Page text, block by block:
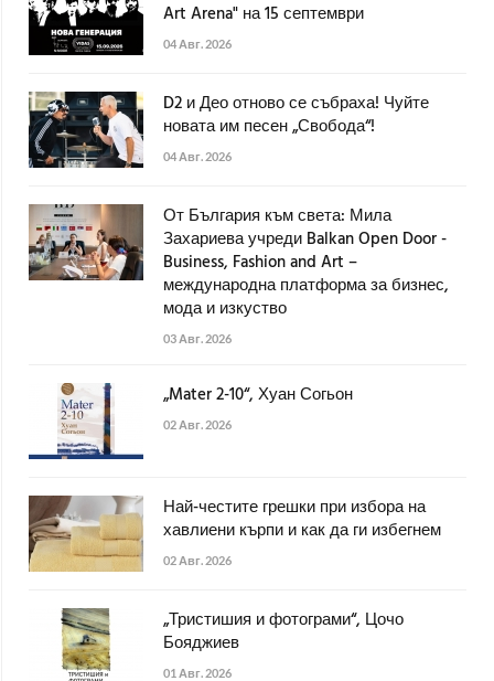
Art Arena" на 15 септември
04 Авг. 2026
D2 и Део отново се събраха! Чуйте
новата им песен „Свобода“!
04 Авг. 2026
От България към света: Мила
Захариева учреди Balkan Open Door -
Business, Fashion and Art –
международна платформа за бизнес,
мода и изкуство
03 Авг. 2026
„Mater 2-10“, Хуан Согьон
02 Авг. 2026
Най-честите грешки при избора на
хавлиени кърпи и как да ги избегнем
02 Авг. 2026
„Тристишия и фотограми“, Цочо
Бояджиев
01 Авг. 2026